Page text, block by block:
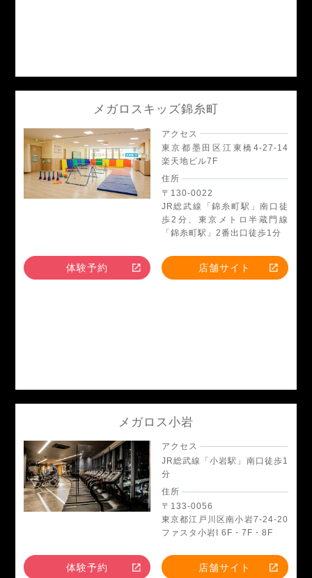
メガロスキッズ錦糸町
アクセス
東京都墨田区江東橋4-27-14
楽天地ビル7F
住所
〒130-0022
JR総武線「錦糸町駅」南口徒
歩2分、東京メトロ半蔵門線
「錦糸町駅」2番出口徒歩1分
体験予約 店舗サイト
メガロス小岩
アクセス
JR総武線「小岩駅」南口徒歩1
分
住所
〒133-0056
東京都江戸川区南小岩7-24-20
ファスタ小岩I 6F・7F・8F
体験予約 店舗サイト